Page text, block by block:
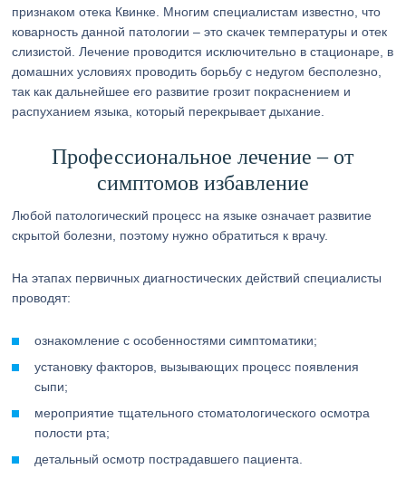
признаком отека Квинке. Многим специалистам известно, что
коварность данной патологии – это скачек температуры и отек
слизистой. Лечение проводится исключительно в стационаре, в
домашних условиях проводить борьбу с недугом бесполезно,
так как дальнейшее его развитие грозит покраснением и
распуханием языка, который перекрывает дыхание.
Профессиональное лечение – от
симптомов избавление
Любой патологический процесс на языке означает развитие
скрытой болезни, поэтому нужно обратиться к врачу.
На этапах первичных диагностических действий специалисты
проводят:
ознакомление с особенностями симптоматики;
установку факторов, вызывающих процесс появления
сыпи;
мероприятие тщательного стоматологического осмотра
полости рта;
детальный осмотр пострадавшего пациента.